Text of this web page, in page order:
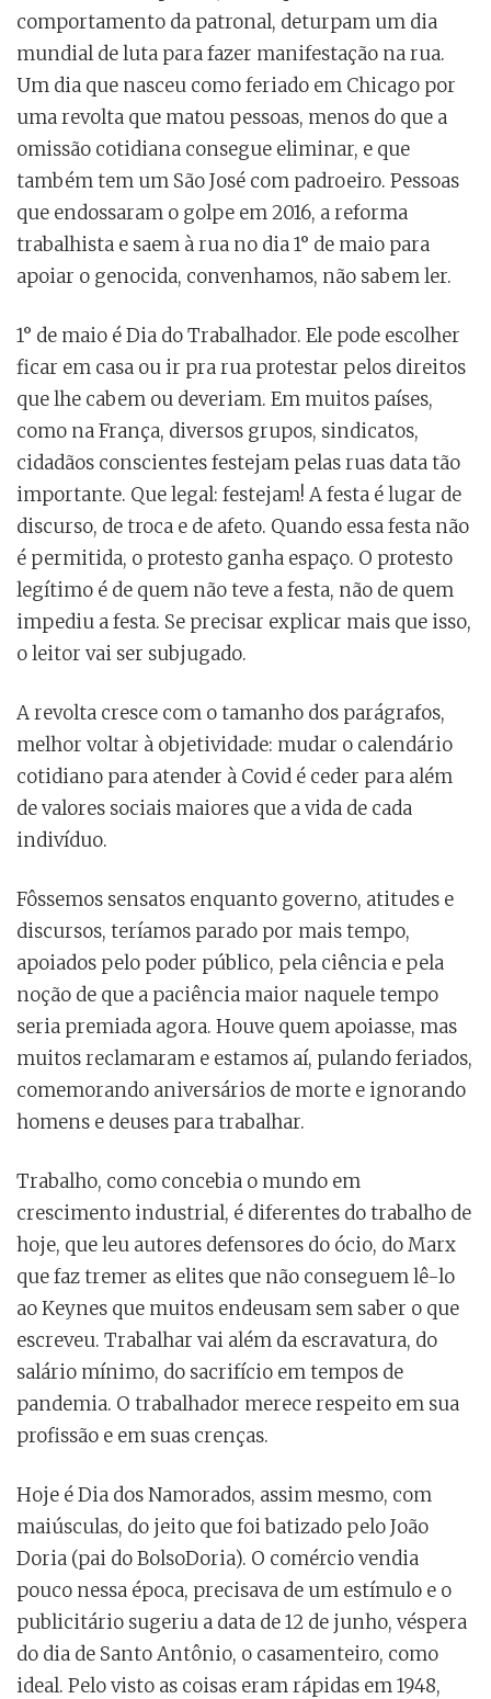
comportamento da patronal, deturpam um dia
mundial de luta para fazer manifestação na rua.
Um dia que nasceu como feriado em Chicago por
uma revolta que matou pessoas, menos do que a
omissão cotidiana consegue eliminar, e que
também tem um São José com padroeiro. Pessoas
que endossaram o golpe em 2016, a reforma
trabalhista e saem à rua no dia 1° de maio para
apoiar o genocida, convenhamos, não sabem ler.
1° de maio é Dia do Trabalhador. Ele pode escolher
ficar em casa ou ir pra rua protestar pelos direitos
que lhe cabem ou deveriam. Em muitos países,
como na França, diversos grupos, sindicatos,
cidadãos conscientes festejam pelas ruas data tão
importante. Que legal: festejam! A festa é lugar de
discurso, de troca e de afeto. Quando essa festa não
é permitida, o protesto ganha espaço. O protesto
legítimo é de quem não teve a festa, não de quem
impediu a festa. Se precisar explicar mais que isso,
o leitor vai ser subjugado.
A revolta cresce com o tamanho dos parágrafos,
melhor voltar à objetividade: mudar o calendário
cotidiano para atender à Covid é ceder para além
de valores sociais maiores que a vida de cada
indivíduo.
Fôssemos sensatos enquanto governo, atitudes e
discursos, teríamos parado por mais tempo,
apoiados pelo poder público, pela ciência e pela
noção de que a paciência maior naquele tempo
seria premiada agora. Houve quem apoiasse, mas
muitos reclamaram e estamos aí, pulando feriados,
comemorando aniversários de morte e ignorando
homens e deuses para trabalhar.
Trabalho, como concebia o mundo em
crescimento industrial, é diferentes do trabalho de
hoje, que leu autores defensores do ócio, do Marx
que faz tremer as elites que não conseguem lê-lo
ao Keynes que muitos endeusam sem saber o que
escreveu. Trabalhar vai além da escravatura, do
salário mínimo, do sacrifício em tempos de
pandemia. O trabalhador merece respeito em sua
profissão e em suas crenças.
Hoje é Dia dos Namorados, assim mesmo, com
maiúsculas, do jeito que foi batizado pelo João
Doria (pai do BolsoDoria). O comércio vendia
pouco nessa época, precisava de um estímulo e o
publicitário sugeriu a data de 12 de junho, véspera
do dia de Santo Antônio, o casamenteiro, como
ideal. Pelo visto as coisas eram rápidas em 1948,